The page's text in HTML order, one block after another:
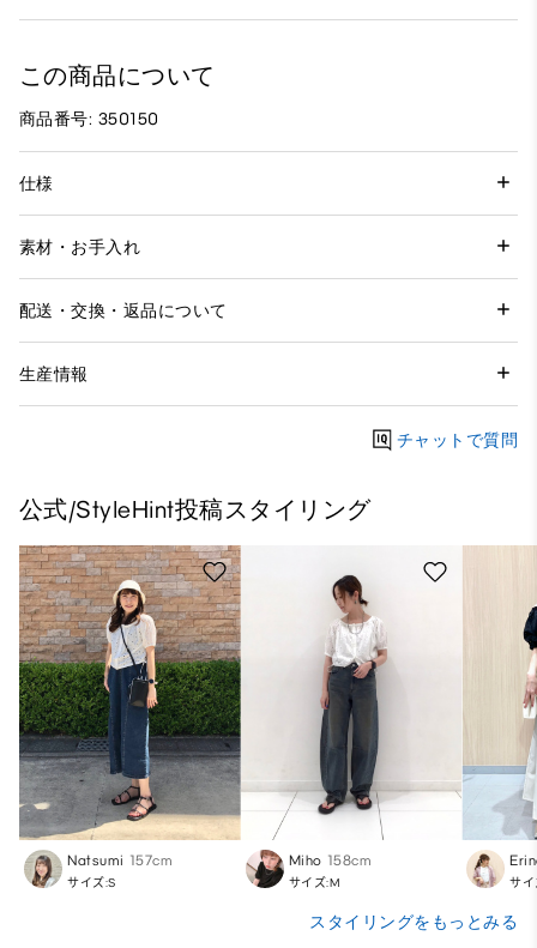
この商品について
商品番号: 350150
仕様
素材・お手入れ
配送・交換・返品について
生産情報
チャットで質問
公式/StyleHint投稿スタイリング
Natsumi 157cm
サイズ:S
Miho 158cm
サイズ:M サ
スタイリングをもっとみる